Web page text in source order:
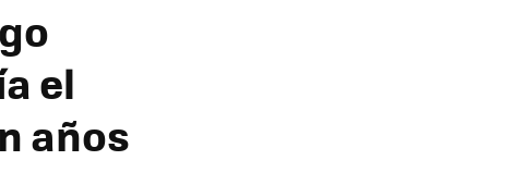
el
años